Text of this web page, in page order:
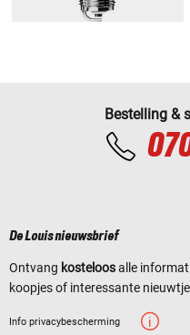
Bestelling &
De Louis nieuwsbrief
Ontvang kosteloosalle
koopjes of interessante
Info privacybescherming